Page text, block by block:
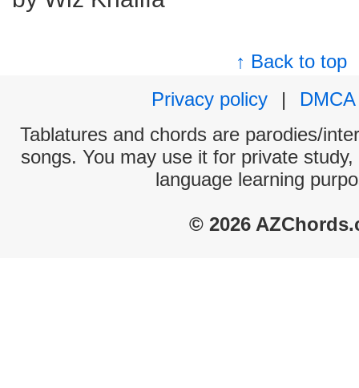
↑ Back to top
Privacy policy
|
DMCA
Tablatures and chords are parodies/
songs. You may use it for private
language learning
© 2026